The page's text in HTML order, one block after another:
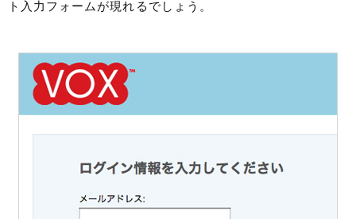
ト入力フォームが現れるでしょう。